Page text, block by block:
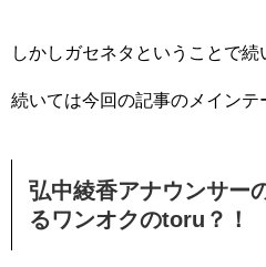
しかしガセネタということで続
続いては今回の記事のメインテ
弘中綾香アナウンサー
るワンオクのtoru？！